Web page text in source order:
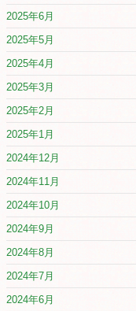
2025年6月
2025年5月
2025年4月
2025年3月
2025年2月
2025年1月
2024年12月
2024年11月
2024年10月
2024年9月
2024年8月
2024年7月
2024年6月